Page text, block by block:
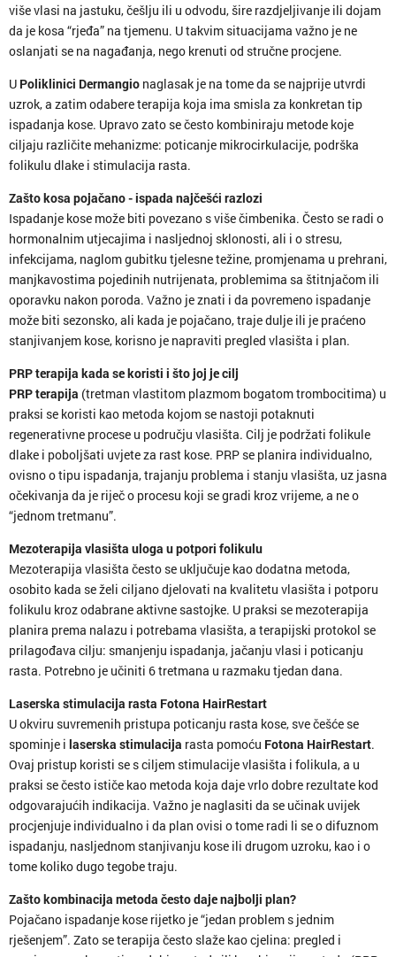
više vlasi na jastuku, češlju ili u odvodu, šire razdjeljivanje ili dojam
da je kosa “rjeđa” na tjemenu. U takvim situacijama važno je ne
oslanjati se na nagađanja, nego krenuti od stručne procjene.
U Poliklinici Dermangio naglasak je na tome da se najprije utvrdi
uzrok, a zatim odabere terapija koja ima smisla za konkretan tip
ispadanja kose. Upravo zato se često kombiniraju metode koje
ciljaju različite mehanizme: poticanje mikrocirkulacije, podrška
folikulu dlake i stimulacija rasta.
Zašto kosa pojačano - ispada najčešći razlozi
Ispadanje kose može biti povezano s više čimbenika. Često se radi o
hormonalnim utjecajima i nasljednoj sklonosti, ali i o stresu,
infekcijama, naglom gubitku tjelesne težine, promjenama u prehrani,
manjkavostima pojedinih nutrijenata, problemima sa štitnjačom ili
oporavku nakon poroda. Važno je znati i da povremeno ispadanje
može biti sezonsko, ali kada je pojačano, traje dulje ili je praćeno
stanjivanjem kose, korisno je napraviti pregled vlasišta i plan.
PRP terapija kada se koristi i što joj je cilj
PRP terapija (tretman vlastitom plazmom bogatom trombocitima) u
praksi se koristi kao metoda kojom se nastoji potaknuti
regenerativne procese u području vlasišta. Cilj je podržati folikule
dlake i poboljšati uvjete za rast kose. PRP se planira individualno,
ovisno o tipu ispadanja, trajanju problema i stanju vlasišta, uz jasna
očekivanja da je riječ o procesu koji se gradi kroz vrijeme, a ne o
“jednom tretmanu”.
Mezoterapija vlasišta uloga u potpori folikulu
Mezoterapija vlasišta često se uključuje kao dodatna metoda,
osobito kada se želi ciljano djelovati na kvalitetu vlasišta i potporu
folikulu kroz odabrane aktivne sastojke. U praksi se mezoterapija
planira prema nalazu i potrebama vlasišta, a terapijski protokol se
prilagođava cilju: smanjenju ispadanja, jačanju vlasi i poticanju
rasta. Potrebno je učiniti 6 tretmana u razmaku tjedan dana.
Laserska stimulacija rasta Fotona HairRestart
U okviru suvremenih pristupa poticanju rasta kose, sve češće se
spominje i laserska stimulacija rasta pomoću Fotona HairRestart.
Ovaj pristup koristi se s ciljem stimulacije vlasišta i folikula, a u
praksi se često ističe kao metoda koja daje vrlo dobre rezultate kod
odgovarajućih indikacija. Važno je naglasiti da se učinak uvijek
procjenjuje individualno i da plan ovisi o tome radi li se o difuznom
ispadanju, nasljednom stanjivanju kose ili drugom uzroku, kao i o
tome koliko dugo tegobe traju.
Zašto kombinacija metoda često daje najbolji plan?
Pojačano ispadanje kose rijetko je “jedan problem s jednim
rješenjem”. Zato se terapija često slaže kao cjelina: pregled i